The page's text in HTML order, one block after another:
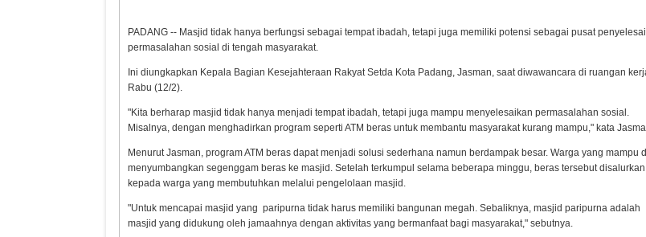
PADANG -- Masjid tidak hanya berfungsi sebagai tempat ibadah, tetapi juga memiliki potensi sebagai pusat
permasalahan sosial di tengah masyarakat.
Ini diungkapkan Kepala Bagian Kesejahteraan Rakyat Setda Kota Padang, Jasman, saat diwawancara di ruangan
Rabu (12/2).
"Kita berharap masjid tidak hanya menjadi tempat ibadah, tetapi juga mampu menyelesaikan permasalahan sosial.
Misalnya, dengan menghadirkan program seperti ATM beras untuk membantu masyarakat kurang mampu," kata
Menurut Jasman, program ATM beras dapat menjadi solusi sederhana namun berdampak besar. Warga yang mampu
menyumbangkan segenggam beras ke masjid. Setelah terkumpul selama beberapa minggu, beras tersebut disalurkan
kepada warga yang membutuhkan melalui pengelolaan masjid.
"Untuk mencapai masjid yang paripurna tidak harus memiliki bangunan megah. Sebaliknya, masjid paripurna adalah
masjid yang didukung oleh jamaahnya dengan aktivitas yang bermanfaat bagi masyarakat," sebutnya.
Kepala BGN yang Baru
Menyelamatkan
Negeri Ini dari
Pariwisata Sumbar
Perlu Satu Visi
Masyarakat
Kepercayaan Publik
terhadap Polri
Jangan-jangan Ini
Modus